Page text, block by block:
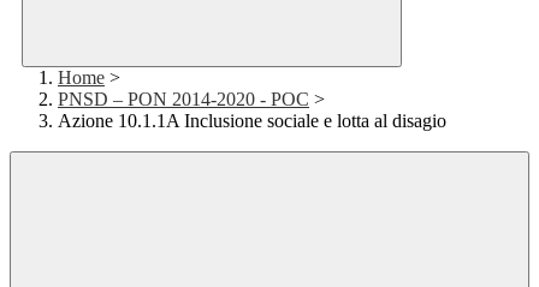
Home >
PNSD – PON 2014-2020 - POC >
Azione 10.1.1A Inclusione sociale e lotta al disagio